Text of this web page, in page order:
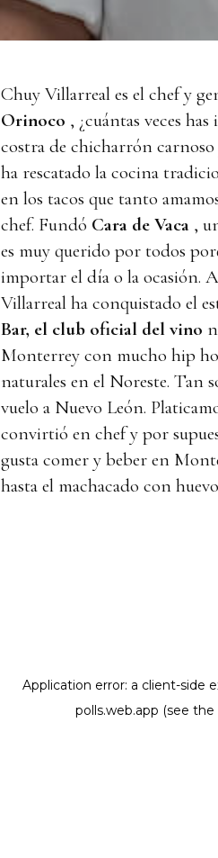
Chuy Villarreal es el chef y
Orinoco , ¿cuántas veces
costra de chicharrón carnoso
ha rescatado la cocina
en los tacos que tanto
chef. Fundó Cara de Vaca ,
es muy querido por todos
importar el día o la ocasión.
Villarreal ha conquistado el
Bar, el club oficial del vino
Monterrey con mucho hip
naturales en el Noreste. Tan
vuelo a Nuevo León.
convirtió en chef y por
gusta comer y beber en
hasta el machacado con